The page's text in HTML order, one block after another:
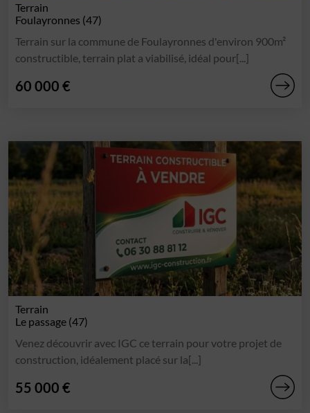
Terrain
Foulayronnes (47)
Terrain sur la commune de Foulayronnes d'environ 900m²
constructible, terrain plat a viabilisé, idéal pour[...]
60 000 €
Terrain
Le passage (47)
Venez découvrir avec IGC ce terrain pour votre projet de
construction, idéalement placé sur la[...]
55 000 €